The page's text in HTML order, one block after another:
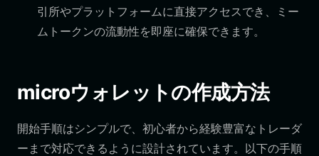
引所やプラットフォームに直接アクセスでき、ミー
ムトークンの流動性を即座に確保できます。
microウォレットの作成方法
開始手順はシンプルで、初心者から経験豊富なトレーダ
ーまで対応できるように設計されています。以下の手順